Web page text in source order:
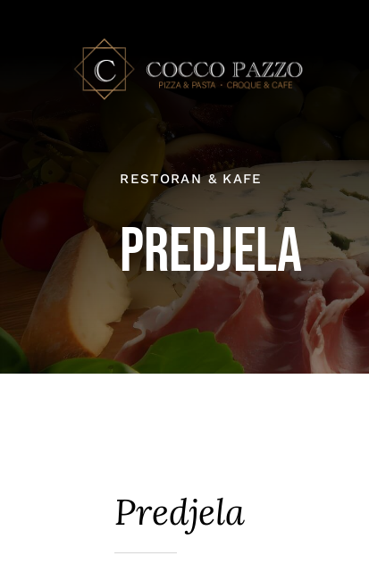
RESTORAN & KAFE
Predjela
Predjela